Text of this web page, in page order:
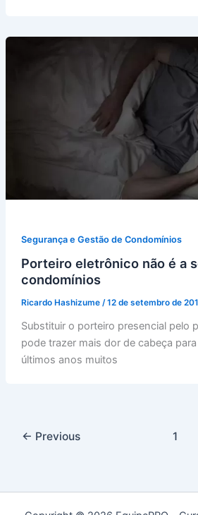
Segurança e Gestão de Condomínios
Porteiro eletrônico não é a
condomínios
Ricardo Hashizume /12 de setembro de
Substituir o porteiro presencial pelo
pode trazer mais dor de cabeça
últimos anos muitos
← Previous 1